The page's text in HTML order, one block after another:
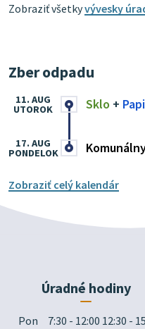
Zobraziť všetkyvývesky
Zber odpadu
Sklo +
11. AUG
UTOROK
17. AUG
PONDELOK
Zobraziť celý kalendár
Úradné hodiny
Pon
7:30 - 12:00 12:30 -